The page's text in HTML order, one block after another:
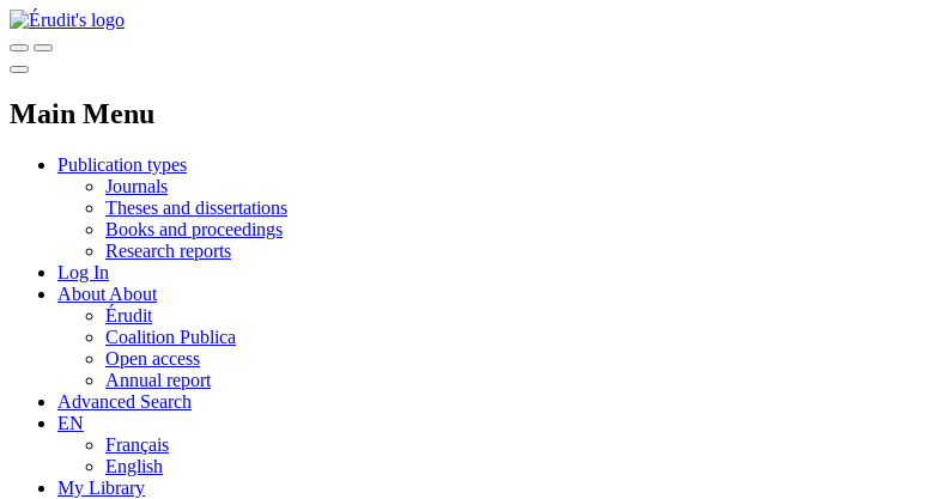
Main Menu
Publication types
Journals
Theses and dissertations
Books and proceedings
Research reports
Log In
About About
Érudit
Coalition Publica
Open access
Annual report
Advanced Search
EN
Français
English
My Library